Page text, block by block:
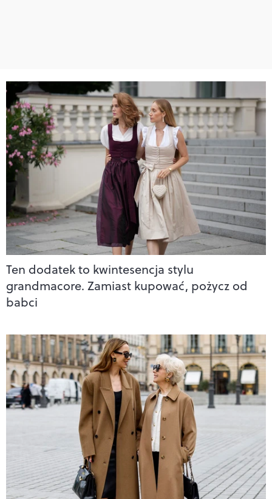
Ten dodatek to kwintesencja stylu
grandmacore. Zamiast kupować, pożycz od
babci